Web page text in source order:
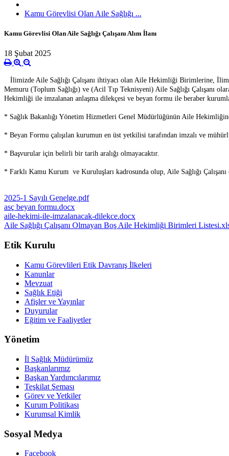
Kamu Görevlisi Olan Aile Sağlığı ...
Kamu Görevlisi Olan Aile Sağlığı Çalışanı Alım İlanı
18 Şubat 2025
İlimizde Aile Sağlığı Çalışanı ihtiyacı olan Aile Hekimliği Birimlerine,
Memuru (Toplum Sağlığı) ve (Acil Tıp Teknisyeni) Aile Sağlığı Çalışanı
Hekimliği ile imzalanan anlaşma dilekçesi ve beyan formu ile beraber
* Sağlık Bakanlığı Yönetim Hizmetleri Genel Müdürlüğünün Aile
* Beyan Formu çalışılan kurumun en üst yetkilisi tarafından imzalı ve
* Başvurular için belirli bir tarih aralığı olmayacaktır.
* Farklı Kamu Kurum ve Kuruluşları kadrosunda olup, Aile Sağlığı
2025-1 Sayılı Genelge.pdf
asç beyan formu.docx
aile-hekimi-ile-imzalanacak-dilekce.docx
Aile Sağlığı Çalışanı Olmayan Boş Aile Hekimliği Birimleri
Etik Kurulu
Kamu Görevlileri Etik Davranış İlkeleri
Kanunlar
Mevzuat
Sağlık Etiği
Afişler ve Yayınlar
Duyurular
Eğitim ve Faaliyetler
Yönetim
İl Sağlık Müdürümüz
Başkanlarımız
Başkan Yardımcılarımız
Teşkilat Şeması
Görev ve Yetkiler
Kurum Politikası
Kurumsal Kimlik
Sosyal Medya
Facebook